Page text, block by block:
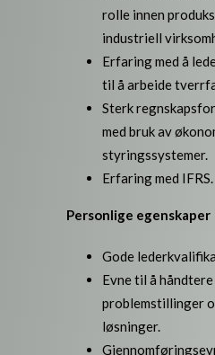
rolle innen
industriell
Erfaring med å
til å arbeide
Sterk
med bruk av
styringssystemer.
Erfaring med IFRS.
Personlige egenskaper
Gode
Evne til å
problemstillinger
løsninger.